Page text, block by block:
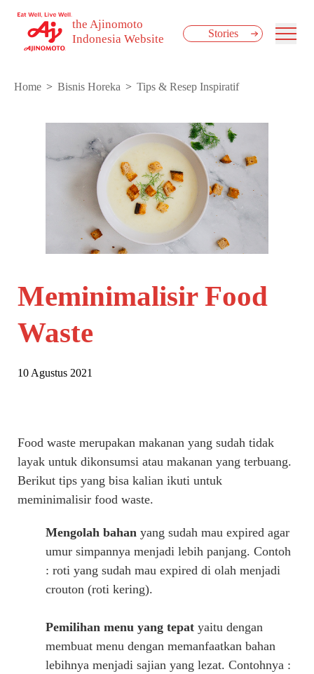
the Ajinomoto
Indonesia Website
Stories
Home Bisnis Horeka Tips & Resep Inspiratif
Meminimalisir Food
Waste
10 Agustus 2021
Food waste merupakan makanan yang sudah tidak
layak untuk dikonsumsi atau makanan yang terbuang.
Berikut tips yang bisa kalian ikuti untuk
meminimalisir food waste.
Mengolah bahan yang sudah mau expired agar
umur simpannya menjadi lebih panjang. Contoh
: roti yang sudah mau expired di olah menjadi
crouton (roti kering).
Pemilihan menu yang tepatyaitu dengan
membuat menu dengan memanfaatkan bahan
lebihnya menjadi sajian yang lezat. Contohnya :